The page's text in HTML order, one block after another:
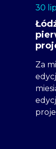
30
Za